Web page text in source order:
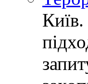
Київ.